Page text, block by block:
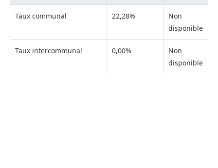
Taux communal 22,28%
Non
disponible
Taux intercommunal 0,00%
Non
disponible